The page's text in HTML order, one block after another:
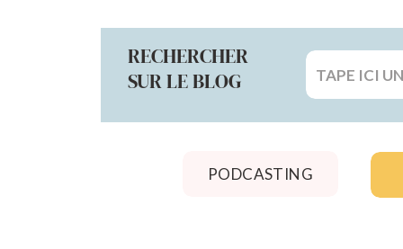
Search
for:
RECHERCHER
SUR LE BLOG
PODCASTING